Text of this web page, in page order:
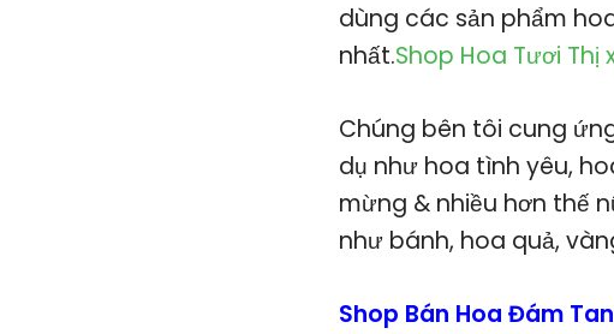
dùng các sản phẩm
nhất.Shop Hoa Tươi Thị
Chúng bên tôi cung
dụ như hoa tình yêu,
mừng & nhiều hơn thế
như bánh, hoa quả,
Shop Bán Hoa Đám